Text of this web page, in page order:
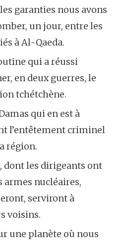
garanties nous avons
un jour, entre les
à Al-Qaeda.
qui a réussi
en deux guerres, le
tchétchène.
qui en est à
l’entêtement criminel
région.
dont les dirigeants ont
armes nucléaires,
serviront à
voisins.
une planète où nous